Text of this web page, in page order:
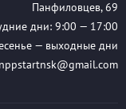
Панфиловцев, 69
дни: 9:00 — 17:00
— выходные дни
nppstartnsk@gmail.com